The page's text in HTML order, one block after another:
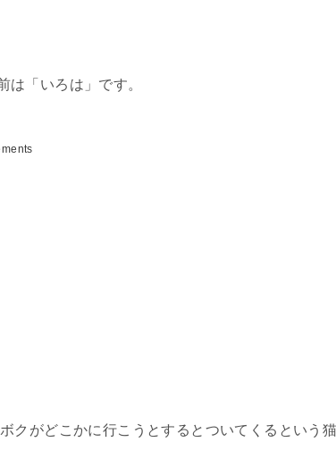
「いろは」です。
クがどこかに行こうとするとついてくるという